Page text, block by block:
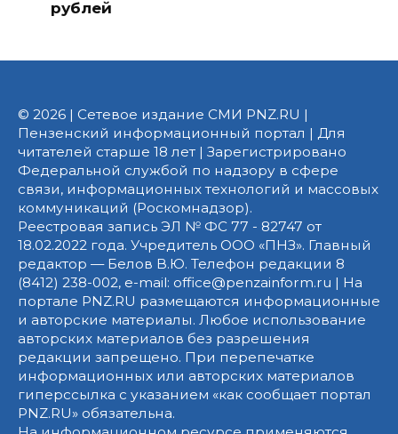
рублей
© 2026 | Сетевое издание СМИ PNZ.RU |
Пензенский информационный портал | Для
читателей старше 18 лет | Зарегистрировано
Федеральной службой по надзору в сфере
связи, информационных технологий и массовых
коммуникаций (Роскомнадзор).
Реестровая запись ЭЛ № ФС 77 - 82747 от
18.02.2022 года. Учредитель ООО «ПНЗ». Главный
редактор — Белов В.Ю. Телефон редакции 8
(8412) 238-002, e-mail: office@penzainform.ru | На
портале PNZ.RU размещаются информационные
и авторские материалы. Любое использование
авторских материалов без разрешения
редакции запрещено. При перепечатке
информационных или авторских материалов
гиперссылка с указанием «как сообщает портал
PNZ.RU» обязательна.